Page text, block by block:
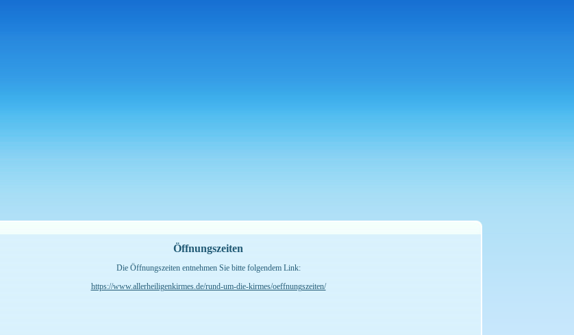
Öffnungszeiten
Die Öffnungszeiten entnehmen Sie bitte folgendem Link:
https://www.allerheiligenkirmes.de/rund-um-die-kirmes/oeffnungszeiten/